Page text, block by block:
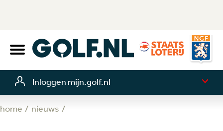
Inloggen mijn.golf.nl
home nieuws